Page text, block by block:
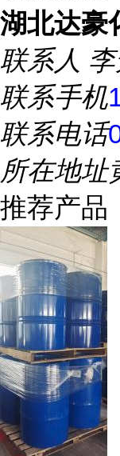
湖北达豪
联系人
联系手机
联系电话
所在地址
推荐产品